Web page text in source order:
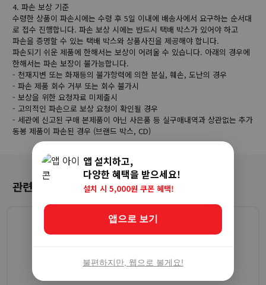
4. 파손 보상 기준
수령한 상품이 파손시에는 수령 후 5일 이내에 배송사에서 요구하는 순서대
로 접수 진행합니다. 파손 보상 시에는 반드시 택배 박스가 있어야 하고
파손을 증명할 수 있는 택배 박스와 상품사진을 제공해야 합니다.
파손되기 쉬운 제품에 한해서는 보상이 어려울 수 있습니다. 아래의 경우에
한해서는 파손 보장이 불가능합니다.
- 천재지변 또는 화재등의 불가항력에 의한 분실, 훼손, 도난의 경우
- 파손 제품 회수 거부 또는 회수 불가시
- 보상을 위한 요청자료 미제출시
- 고의적인 파손으로 보상 요청이 확인될 경우
- 세관에 신고된 구매 본제품이 아닌 사은품 등 실구매내역과 상관없는 추가
동봉 제품이 파손된 경우 (브랜드 박스, CD)
관련 상품
앱 설치하고,
다양한 혜택을 받으세요!
설치 시 5,000원 쿠폰 혜택!
앱으로 보기
불편하지만, 웹으로 볼게요!